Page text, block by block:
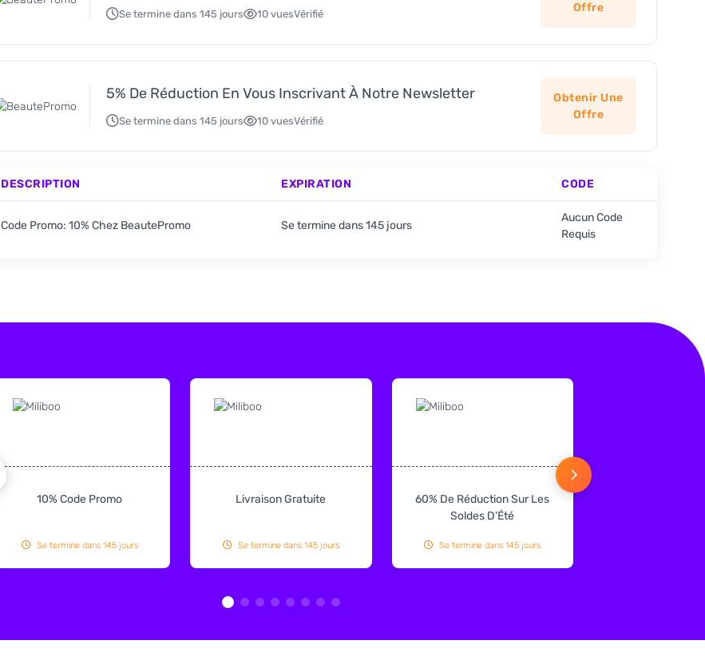
Se termine dans 145 jours 10 vuesVérifié
Offre
5% De Réduction En Vous Inscrivant À Notre Newsletter
Se termine dans 145 jours 10 vuesVérifié
Obtenir Une
Offre
DESCRIPTION EXPIRATION CODE
Code Promo: 10% Chez BeautePromo Se termine dans 145 jours
Aucun Code
Requis
10% Code Promo
Se termine dans 145 jours
Livraison Gratuite
Se termine dans 145 jours
60% De Réduction Sur Les
Soldes D’Été
Se termine dans 145 jours